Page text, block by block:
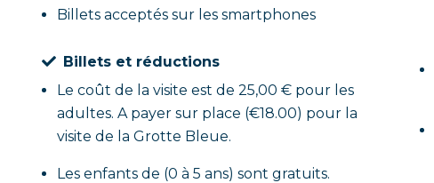
Billets acceptés sur les smartphones
Billets et réductions
Le coût de la visite est de 25,00 € pour les
adultes. A payer sur place (€18.00) pour la
visite de la Grotte Bleue.
Les enfants de (0 à 5 ans) sont gratuits.